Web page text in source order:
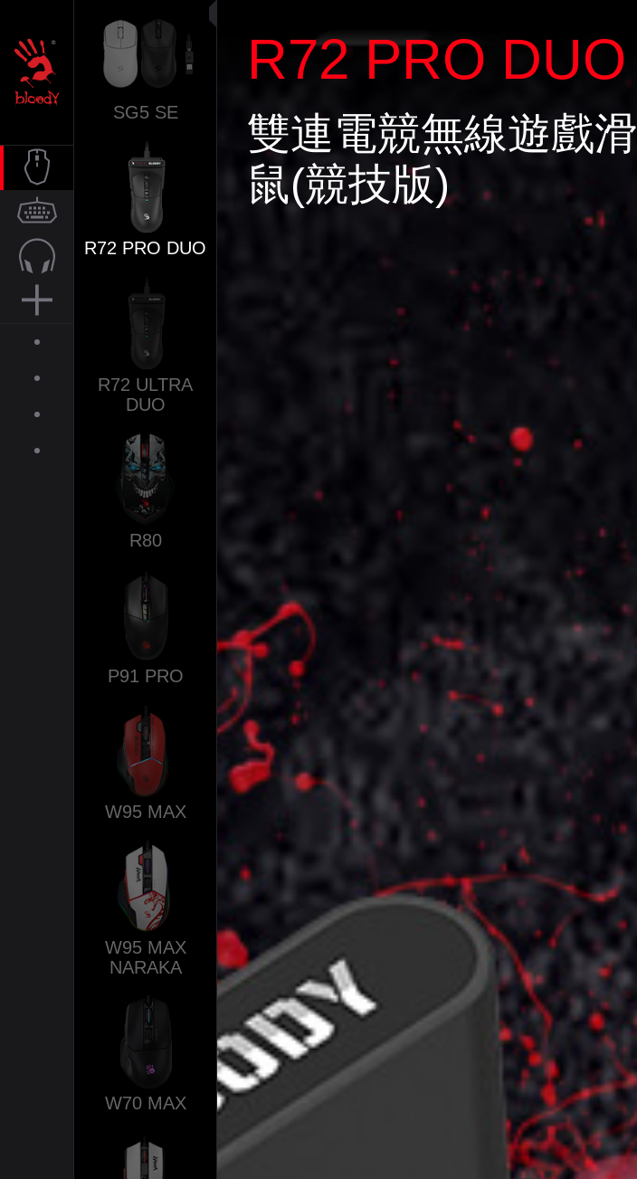
滑鼠
鍵盤
音訊
周邊
關於
服務
下載
R72 PRO DUO
SG5 SE
R72 PRO DUO
R72 ULTRA
DUO
R80
P91 PRO
W95 MAX
W95 MAX
NARAKA
W70 MAX
雙連電競無線遊戲滑
鼠(競技版)